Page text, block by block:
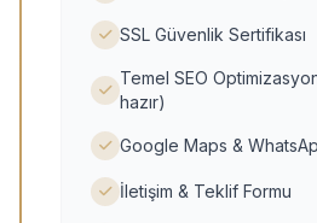
SSL Güvenlik Sertifikası
Temel SEO
hazır)
Google Maps &
İletişim & Teklif Formu